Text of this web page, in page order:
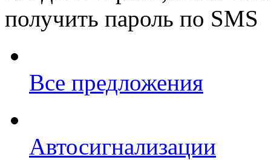
получить пароль по SMS
Все предложения
Автосигнализации